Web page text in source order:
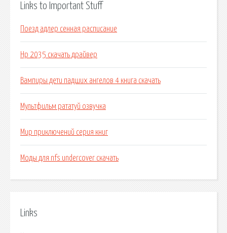
Links to Important Stuff
Поезд адлер сенная расписание
Нр 2035 скачать драйвер
Вампиры дети падших ангелов 4 книга скачать
Мультфильм рататуй озвучка
Мир приключений серия книг
Моды для nfs undercover скачать
Links